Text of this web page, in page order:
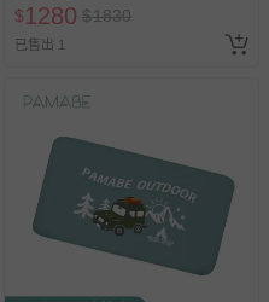
見：退換貨 & 退款問題
限台灣本島。如您位於離島地
據商品需加收離島運費。廠商
偏遠地區、樓層親送等加價
個人資料內的查詢訂單內，
$1280 $1830
已售出 1